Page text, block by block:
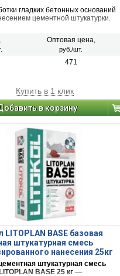
гладких бетонных оснований
цементной штукатурки.
Оптовая цена,
руб./шт.
471
Купить в 1 клик
в корзину
LITOPLAN BASE базовая
штукатурная смесь
нанесения 25кг
штукатурная смесь
BASE 25 кг —